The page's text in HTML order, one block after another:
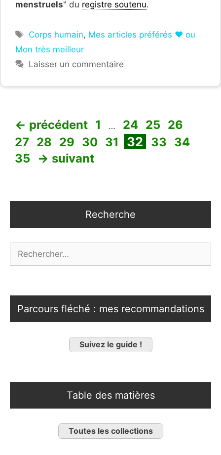
menstruels" du registre soutenu.
Étiquettes
Corps humain, Mes articles préférés ❤ ou
Mon très meilleur
Laisser un commentaire
← précédent Page
1 … Page
24 Page
25 Page
26
27 Page
28 Page
29 Page
30 Page
31 Page
32 Page
33 Page
34
35
→ suivant
Recherche
Parcours fléché : mes recommandations
Suivez le guide !
Table des matières
Toutes les collections